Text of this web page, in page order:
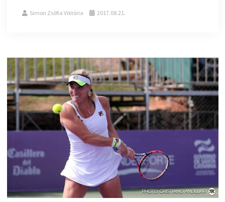
Simon Zsófia Viktória 2017.08.21.